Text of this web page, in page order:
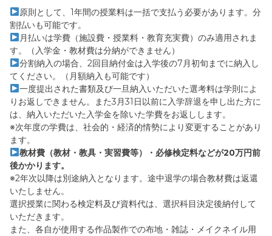
原則として、1年間の授業料は一括で支払う必要があります。分
割払いも可能です。
月払いは学費（施設費・授業料・教育充実費）のみ適用されま
す。（入学金・教材費は分納ができません）
分割納入の場合、2回目納付金は入学後の7月初旬までに納入し
てください。（月額納入も可能です）
一度提出された書類及び一旦納入いただいた選考料は学則によ
りお返しできません。また3月31日以前に入学辞退を申し出た方に
は、納入いただいた入学金を除いた学費をお返しします。
※次年度の学費は、社会的・経済的情勢により変更することがあり
ます。
教材費（教材・教具・実習費等）・必修検定料などが20万円前
後かかります。
※2年次以降は別途納入となります。途中退学の場合教材費は返還
いたしません。
選択授業に関わる検定料及び資料代は、選択科目決定後納付して
いただきます。
また、各自が使用する作品製作での布地・雑誌・メイクネイル用